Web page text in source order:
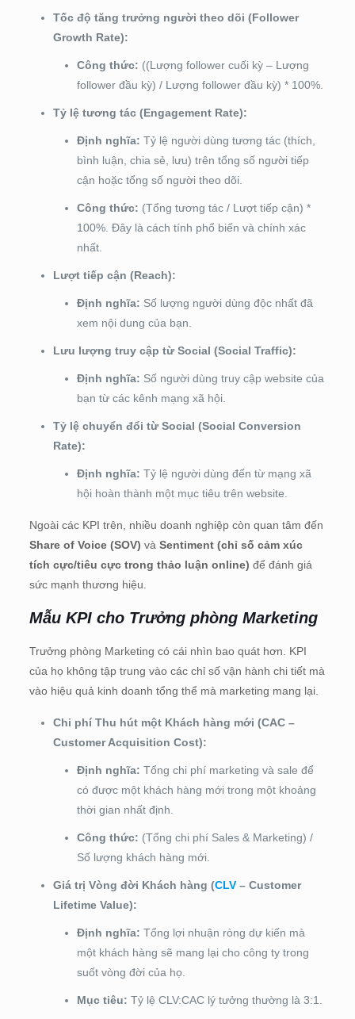
Tốc độ tăng trưởng người theo dõi (Follower
Growth Rate):
Công thức: ((Lượng follower cuối kỳ – Lượng
follower đầu kỳ) / Lượng follower đầu kỳ) * 100%.
Tỷ lệ tương tác (Engagement Rate):
Định nghĩa: Tỷ lệ người dùng tương tác (thích,
bình luận, chia sẻ, lưu) trên tổng số người tiếp
cận hoặc tổng số người theo dõi.
Công thức: (Tổng tương tác / Lượt tiếp cận) *
100%. Đây là cách tính phổ biến và chính xác
nhất.
Lượt tiếp cận (Reach):
Định nghĩa: Số lượng người dùng độc nhất đã
xem nội dung của bạn.
Lưu lượng truy cập từ Social (Social Traffic):
Định nghĩa: Số người dùng truy cập website của
bạn từ các kênh mạng xã hội.
Tỷ lệ chuyển đổi từ Social (Social Conversion
Rate):
Định nghĩa: Tỷ lệ người dùng đến từ mạng xã
hội hoàn thành một mục tiêu trên website.
Ngoài các KPI trên, nhiều doanh nghiệp còn quan tâm đến
Share of Voice (SOV) và Sentiment (chỉ số cảm xúc
tích cực/tiêu cực trong thảo luận online) để đánh giá
sức mạnh thương hiệu.
Mẫu KPI cho Trưởng phòng Marketing
Trưởng phòng Marketing có cái nhìn bao quát hơn. KPI
của họ không tập trung vào các chỉ số vận hành chi tiết mà
vào hiệu quả kinh doanh tổng thể mà marketing mang lại.
Chi phí Thu hút một Khách hàng mới (CAC –
Customer Acquisition Cost):
Định nghĩa: Tổng chi phí marketing và sale để
có được một khách hàng mới trong một khoảng
thời gian nhất định.
Công thức: (Tổng chi phí Sales & Marketing) /
Số lượng khách hàng mới.
Giá trị Vòng đời Khách hàng (CLV– Customer
Lifetime Value):
Định nghĩa: Tổng lợi nhuận ròng dự kiến mà
một khách hàng sẽ mang lại cho công ty trong
suốt vòng đời của họ.
Mục tiêu: Tỷ lệ CLV:CAC lý tưởng thường là 3:1.